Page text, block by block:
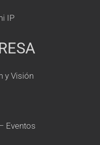
IP
y Visión
Eventos